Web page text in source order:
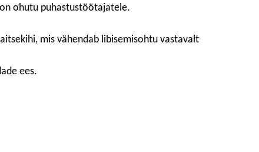
ohutu puhastustöötajatele.
mis vähendab libisemisohtu vastavalt
ees.